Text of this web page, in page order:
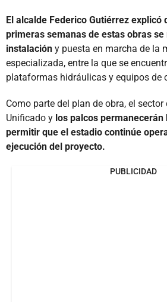
El alcalde Federico Gutiérrez explicó
primeras semanas de estas obras
instalación y puesta en marcha de la
especializada, entre la que se
plataformas hidráulicas y equipos de
Como parte del plan de obra, el
Unificado y los palcos permanecerán
permitir que el estadio continúe
ejecución del proyecto.
PUBLICIDAD